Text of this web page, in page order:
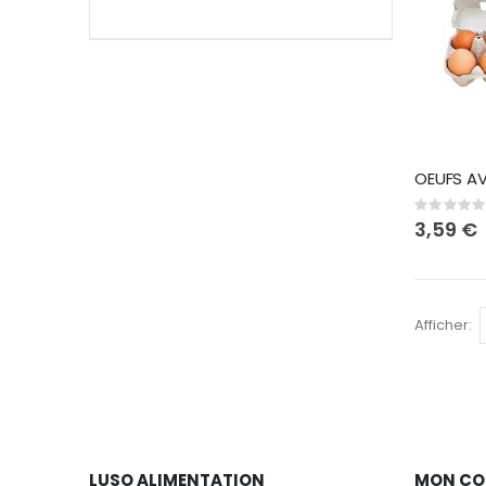
Rating:
0%
3,59 €
Afficher
LUSO ALIMENTATION MON